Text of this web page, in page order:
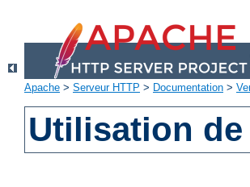
Apache > Serveur HTTP > Documentation >
Utilisation